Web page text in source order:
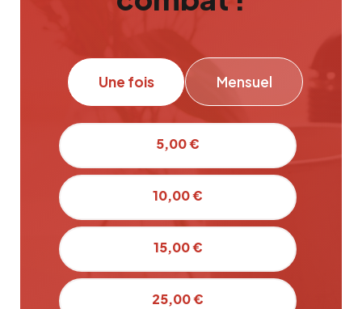
Une fois Mensuel
5,00 €
10,00 €
15,00 €
25,00 €